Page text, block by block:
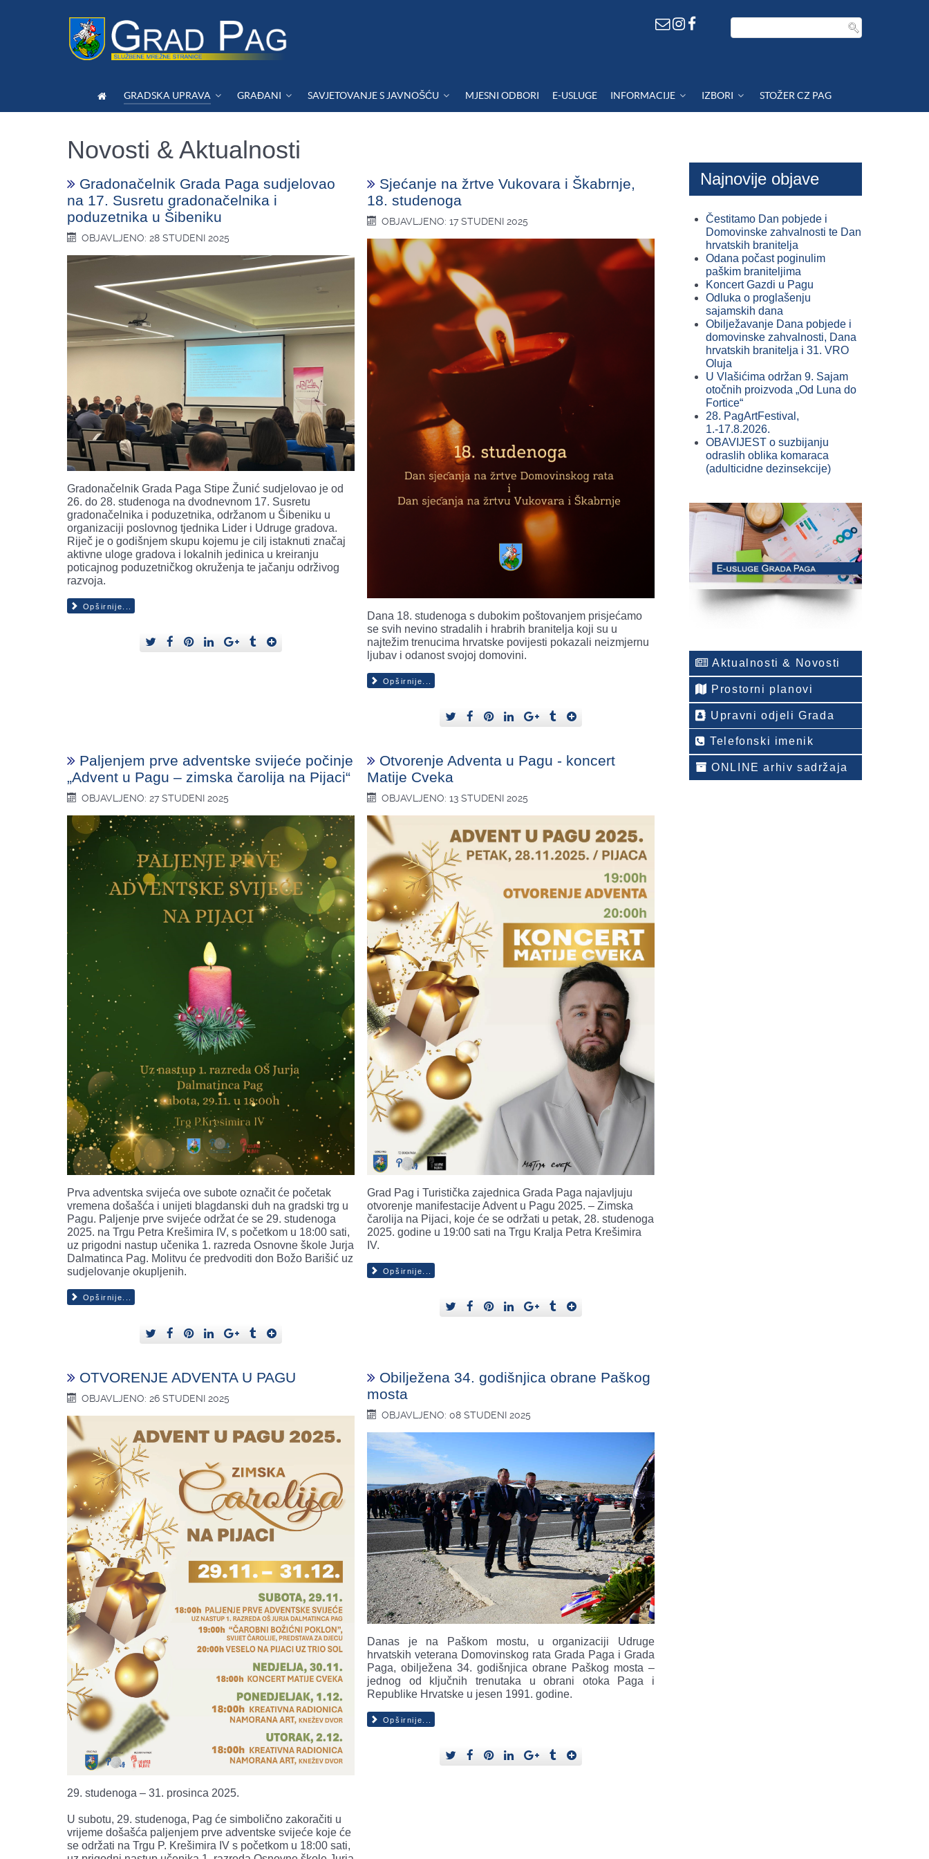
GRADSKA UPRAVA GRAĐANI SAVJETOVANJE S JAVNOŠĆU MJESNI ODBORI E-USLUGE INFORMACIJE IZBORI STOŽER CZ PAG
Novosti & Aktualnosti
Gradonačelnik Grada Paga sudjelovao
na 17. Susretu gradonačelnika i
poduzetnika u Šibeniku
OBJAVLJENO: 28 STUDENI 2025
Gradonačelnik Grada Paga Stipe Žunić sudjelovao je od
26. do 28. studenoga na dvodnevnom 17. Susretu
gradonačelnika i poduzetnika, održanom u Šibeniku u
organizaciji poslovnog tjednika Lider i Udruge gradova.
Riječ je o godišnjem skupu kojemu je cilj istaknuti značaj
aktivne uloge gradova i lokalnih jedinica u kreiranju
poticajnog poduzetničkog okruženja te jačanju održivog
razvoja.
Opširnije...
Sjećanje na žrtve Vukovara i Škabrnje,
18. studenoga
OBJAVLJENO: 17 STUDENI 2025
Dana 18. studenoga s dubokim poštovanjem prisjećamo
se svih nevino stradalih i hrabrih branitelja koji su u
najtežim trenucima hrvatske povijesti pokazali neizmjernu
ljubav i odanost svojoj domovini.
Opširnije...
Paljenjem prve adventske svijeće počinje
„Advent u Pagu – zimska čarolija na Pijaci“
OBJAVLJENO: 27 STUDENI 2025
Prva adventska svijeća ove subote označit će početak
vremena došašća i unijeti blagdanski duh na gradski trg u
Pagu. Paljenje prve svijeće održat će se 29. studenoga
2025. na Trgu Petra Krešimira IV, s početkom u 18:00 sati,
uz prigodni nastup učenika 1. razreda Osnovne škole Jurja
Dalmatinca Pag. Molitvu će predvoditi don Božo Barišić uz
sudjelovanje okupljenih.
Opširnije...
Otvorenje Adventa u Pagu - koncert
Matije Cveka
OBJAVLJENO: 13 STUDENI 2025
Grad Pag i Turistička zajednica Grada Paga najavljuju
otvorenje manifestacije Advent u Pagu 2025. – Zimska
čarolija na Pijaci, koje će se održati u petak, 28. studenoga
2025. godine u 19:00 sati na Trgu Kralja Petra Krešimira
IV.
Opširnije...
OTVORENJE ADVENTA U PAGU
OBJAVLJENO: 26 STUDENI 2025
29. studenoga – 31. prosinca 2025.
U subotu, 29. studenoga, Pag će simbolično zakoračiti u
vrijeme došašća paljenjem prve adventske svijeće koje će
se održati na Trgu P. Krešimira IV s početkom u 18:00 sati,
Obilježena 34. godišnjica obrane Paškog
mosta
OBJAVLJENO: 08 STUDENI 2025
Danas je na Paškom mostu, u organizaciji Udruge
hrvatskih veterana Domovinskog rata Grada Paga i Grada
Paga, obilježena 34. godišnjica obrane Paškog mosta –
jednog od ključnih trenutaka u obrani otoka Paga i
Republike Hrvatske u jesen 1991. godine.
Opširnije...
Najnovije objave
Čestitamo Dan pobjede i
Domovinske zahvalnosti te Dan
hrvatskih branitelja
Odana počast poginulim
paškim braniteljima
Koncert Gazdi u Pagu
Odluka o proglašenju
sajamskih dana
Obilježavanje Dana pobjede i
domovinske zahvalnosti, Dana
hrvatskih branitelja i 31. VRO
Oluja
U Vlašićima održan 9. Sajam
otočnih proizvoda „Od Luna do
Fortice“
28. PagArtFestival,
1.-17.8.2026.
OBAVIJEST o suzbijanju
odraslih oblika komaraca
(adulticidne dezinsekcije)
Aktualnosti & Novosti
Prostorni planovi
Upravni odjeli Grada
Telefonski imenik
ONLINE arhiv sadržaja